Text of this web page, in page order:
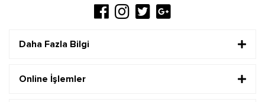
Daha Fazla Bilgi
Online İşlemler